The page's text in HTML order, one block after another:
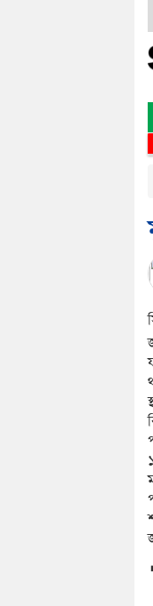
ওসমানীনগরে সড়ক